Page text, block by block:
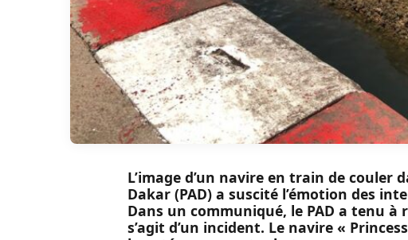
L’image d’un navire en train de couler
Dakar (PAD) a suscité l’émotion des
Dans un communiqué, le PAD a tenu à
s’agit d’un incident. Le navire «